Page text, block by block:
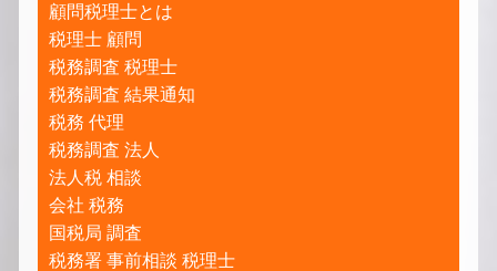
顧問税理士とは
税理士 顧問
税務調査 税理士
税務調査 結果通知
税務 代理
税務調査 法人
法人税 相談
会社 税務
国税局 調査
税務署 事前相談 税理士